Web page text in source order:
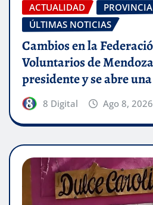
ACTUALIDAD PROVINCIA
ÚLTIMAS NOTICIAS
Cambios en la
Voluntarios de
presidente y se abre
8 Digital Ago 8, 2026